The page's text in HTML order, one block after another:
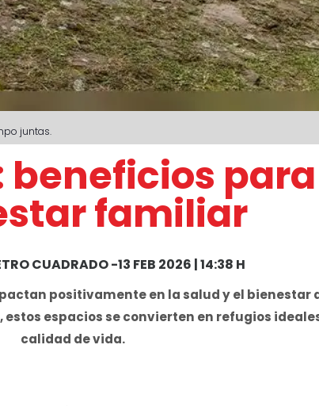
juntas.
familiar
CUADRADO-13 FEB 2026 | 14:38 H
positivamente en la salud y el bienestar
espacios se convierten en refugios
calidad de vida.